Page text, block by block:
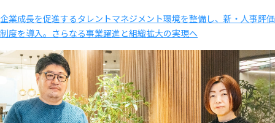
企業成長を促進するタレントマネジメント環境を整備し、新・人事評価
制度を導入。さらなる事業躍進と組織拡大の実現へ